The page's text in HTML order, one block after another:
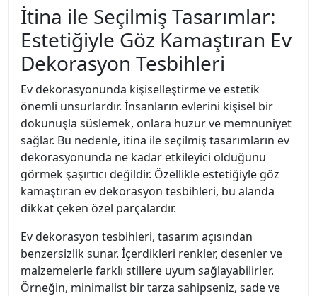
İtina ile Seçilmiş Tasarımlar:
Estetiğiyle Göz Kamaştıran Ev
Dekorasyon Tesbihleri
Ev dekorasyonunda kişiselleştirme ve estetik
önemli unsurlardır. İnsanların evlerini kişisel bir
dokunuşla süslemek, onlara huzur ve memnuniyet
sağlar. Bu nedenle, itina ile seçilmiş tasarımların ev
dekorasyonunda ne kadar etkileyici olduğunu
görmek şaşırtıcı değildir. Özellikle estetiğiyle göz
kamaştıran ev dekorasyon tesbihleri, bu alanda
dikkat çeken özel parçalardır.
Ev dekorasyon tesbihleri, tasarım açısından
benzersizlik sunar. İçerdikleri renkler, desenler ve
malzemelerle farklı stillere uyum sağlayabilirler.
Örneğin, minimalist bir tarza sahipseniz, sade ve